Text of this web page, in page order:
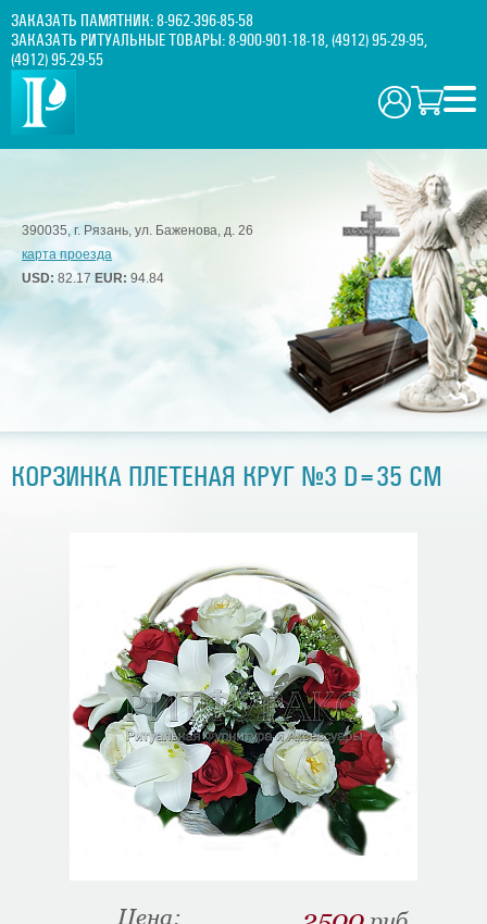
ЗАКАЗАТЬ ПАМЯТНИК:8-962-396-85-58
ЗАКАЗАТЬ РИТУАЛЬНЫЕ ТОВАРЫ:8-900-901-18-18,(4912) 95-29-95,
(4912) 95-29-55
390035, г. Рязань, ул. Баженова, д. 26
карта проезда
USD: 82.17 EUR: 94.84
КОРЗИНКА ПЛЕТЕНАЯ КРУГ №3 D=35 СМ
Цена: